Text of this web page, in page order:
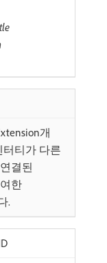
개
터티가 다른
결된
한
.